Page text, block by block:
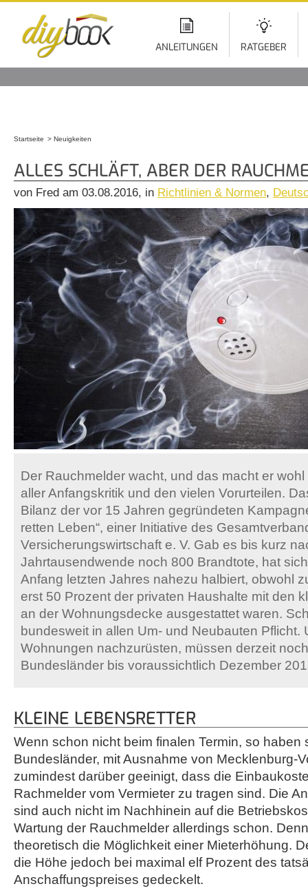
ANLEITUNGEN RATGEBER
Startseite Neuigkeiten
ALLES SCHLÄFT, ABER DER
von Fred am 03.08.2016, in Richtlinien & Normen,
Der Rauchmelder wacht, und das macht er
aller Anfangskritik und den vielen Vorurteilen.
Bilanz der vor 15 Jahren gegründeten
retten Leben“, einer Initiative des
Versicherungswirtschaft e. V. Gab es bis kurz
Jahrtausendwende noch 800 Brandtote, hat
Anfang letzten Jahres nahezu halbiert, obwohl
erst 50 Prozent der privaten Haushalte mit den
an der Wohnungsdecke ausgestattet waren.
bundesweit in allen Um- und Neubauten Pflicht.
Wohnungen nachzurüsten, müssen derzeit
Bundesländer bis voraussichtlich Dezember
KLEINE LEBENSRETTER
Wenn schon nicht beim finalen Termin, so haben
Bundesländer, mit Ausnahme von Mecklenburg-
zumindest darüber geeinigt, dass die
Rachmelder vom Vermieter zu tragen sind. Die
sind auch nicht im Nachhinein auf die
Wartung der Rauchmelder allerdings schon.
theoretisch die Möglichkeit einer Mieterhöhung.
die Höhe jedoch bei maximal elf Prozent des
Anschaffungspreises gedeckelt.